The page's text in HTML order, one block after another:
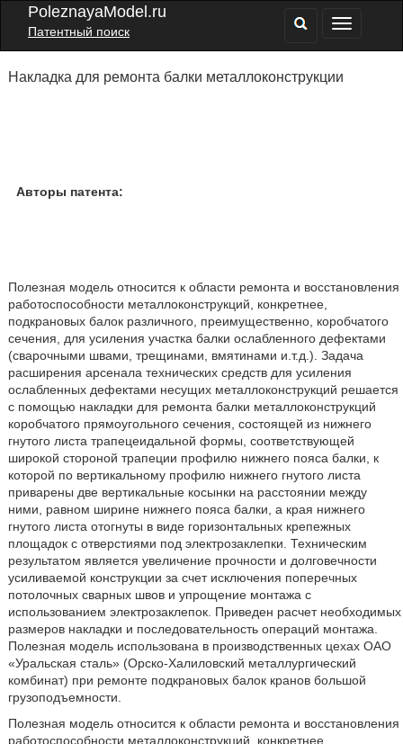
PoleznayaModel.ru
Патентный поиск
Накладка для ремонта балки металлоконструкции
Авторы патента:
Полезная модель относится к области ремонта и восстановления
работоспособности металлоконструкций, конкретнее,
подкрановых балок различного, преимущественно, коробчатого
сечения, для усиления участка балки ослабленного дефектами
(сварочными швами, трещинами, вмятинами и.т.д.). Задача
расширения арсенала технических средств для усиления
ослабленных дефектами несущих металлоконструкций решается
с помощью накладки для ремонта балки металлоконструкций
коробчатого прямоугольного сечения, состоящей из нижнего
гнутого листа трапецеидальной формы, соответствующей
широкой стороной трапеции профилю нижнего пояса балки, к
которой по вертикальному профилю нижнего гнутого листа
приварены две вертикальные косынки на расстоянии между
ними, равном ширине нижнего пояса балки, а края нижнего
гнутого листа отогнуты в виде горизонтальных крепежных
площадок с отверстиями под электрозаклепки. Техническим
результатом является увеличение прочности и долговечности
усиливаемой конструкции за счет исключения поперечных
потолочных сварных швов и упрощение монтажа с
использованием электрозаклепок. Приведен расчет необходимых
размеров накладки и последовательность операций монтажа.
Полезная модель использована в производственных цехах ОАО
«Уральская сталь» (Орско-Халиловский металлургический
комбинат) при ремонте подкрановых балок кранов большой
грузоподъемности.
Полезная модель относится к области ремонта и восстановления
работоспособности металлоконструкций, конкретнее,